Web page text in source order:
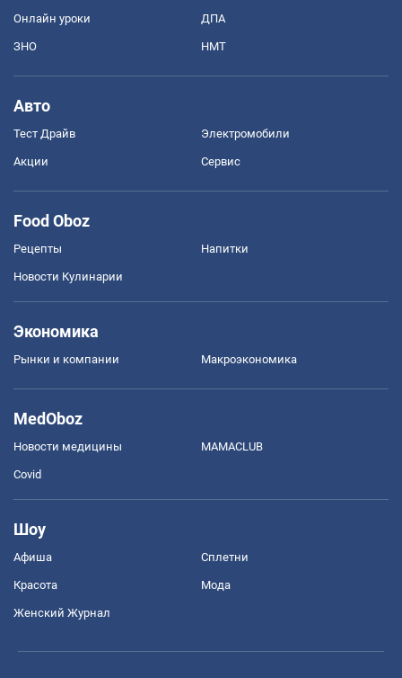
Онлайн уроки ДПА
ЗНО НМТ
Авто
Тест Драйв Электромобили
Акции Сервис
Food Oboz
Рецепты Напитки
Новости Кулинарии
Экономика
Рынки и компании Mакроэкономика
MedOboz
Новости медицины MAMACLUB
Covid
Шоу
Афиша Сплетни
Красота Мода
Женский Журнал